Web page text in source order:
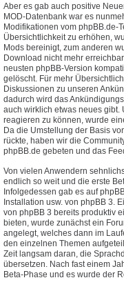
Aber es gab auch positive
MOD-Datenbank war es
Modifikationen vom phpBB.de-
Übersichtlichkeit zu erhöhen,
Mods bereinigt, zum anderen
Download nicht mehr
neusten phpBB-Version
gelöscht. Für mehr
Diskussionen zu unseren
dadurch wird das
auch wirklich etwas neues gibt.
reagieren zu können, wurde
Da die Umstellung der Basis
rückte, haben wir die
phpBB.de gebeten und das
Von vielen Anwendern
endlich so weit und die erste
Infolgedessen gab es auf
Installation usw. von phpBB 3.
von phpBB 3 bereits produktiv
bieten, wurde zunächst ein
angelegt, welches dann im
den einzelnen Themen
Zeit langsam daran, die
übersetzen. Nach fast einem
Beta-Phase und es wurde der